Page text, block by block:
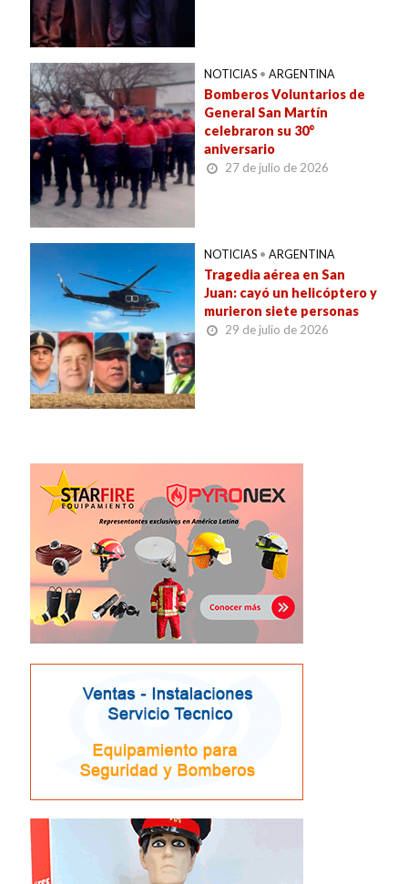
NOTICIAS • ARGENTINA
Bomberos Voluntarios de
General San Martín
celebraron su 30°
aniversario
27 de julio de 2026
NOTICIAS • ARGENTINA
Tragedia aérea en San
Juan: cayó un helicóptero y
murieron siete personas
29 de julio de 2026